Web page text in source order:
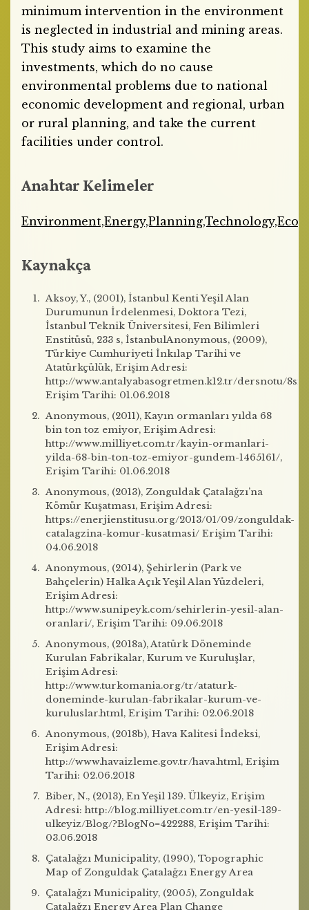
minimum intervention in the environment
is neglected in industrial and mining areas.
This study aims to examine the
investments, which do no cause
environmental problems due to national
economic development and regional, urban
or rural planning, and take the current
facilities under control.
Anahtar Kelimeler
Kaynakça
Aksoy, Y., (2001), İstanbul Kenti Yeşil Alan
Durumunun İrdelenmesi, Doktora Tezi,
İstanbul Teknik Üniversitesi, Fen Bilimleri
Enstitüsü, 233 s, İstanbulAnonymous, (2009),
Türkiye Cumhuriyeti İnkılap Tarihi ve
Atatürkçülük, Erişim Adresi:
http://www.antalyabasogretmen.k12.tr/dersnotu/
Erişim Tarihi: 01.06.2018
Anonymous, (2011), Kayın ormanları yılda 68
bin ton toz emiyor, Erişim Adresi:
http://www.milliyet.com.tr/kayin-ormanlari-
yilda-68-bin-ton-toz-emiyor-gundem-1465161/,
Erişim Tarihi: 01.06.2018
Anonymous, (2013), Zonguldak Çatalağzı’na
Kömür Kuşatması, Erişim Adresi:
https://enerjienstitusu.org/2013/01/09/zonguldak-
catalagzina-komur-kusatmasi/ Erişim Tarihi:
04.06.2018
Anonymous, (2014), Şehirlerin (Park ve
Bahçelerin) Halka Açık Yeşil Alan Yüzdeleri,
Erişim Adresi:
http://www.sunipeyk.com/sehirlerin-yesil-alan-
oranlari/, Erişim Tarihi: 09.06.2018
Anonymous, (2018a), Atatürk Döneminde
Kurulan Fabrikalar, Kurum ve Kuruluşlar,
Erişim Adresi:
http://www.turkomania.org/tr/ataturk-
doneminde-kurulan-fabrikalar-kurum-ve-
kuruluslar.html, Erişim Tarihi: 02.06.2018
Anonymous, (2018b), Hava Kalitesi İndeksi,
Erişim Adresi:
http://www.havaizleme.gov.tr/hava.html, Erişim
Tarihi: 02.06.2018
Biber, N., (2013), En Yeşil 139. Ülkeyiz, Erişim
Adresi: http://blog.milliyet.com.tr/en-yesil-139-
ulkeyiz/Blog/?BlogNo=422288, Erişim Tarihi:
03.06.2018
Çatalağzı Municipality, (1990), Topographic
Map of Zonguldak Çatalağzı Energy Area
Çatalağzı Municipality, (2005), Zonguldak
Çatalağzı Energy Area Plan Change